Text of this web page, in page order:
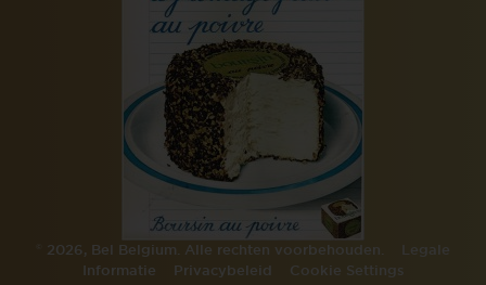
2026, Bel Belgium. Alle rechten voorbehouden.
Legale
Informatie
Privacybeleid Cookie Settings